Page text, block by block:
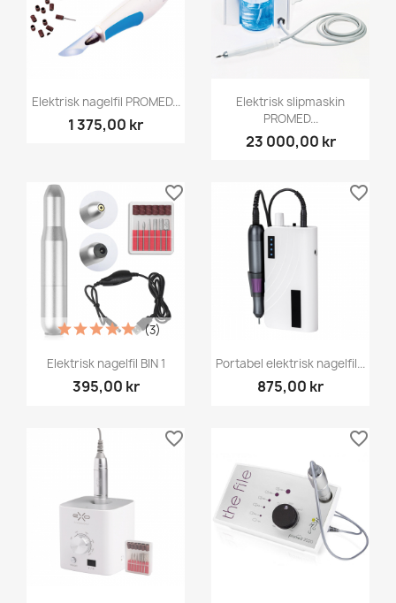
Elektrisk nagelfil PROMED...
1 375,00 kr
Elektrisk slipmaskin
PROMED...
23 000,00 kr
Elektrisk nagelfil BIN 1
395,00 kr
(3)
favorite_border
Portabel elektrisk nagelfil...
875,00 kr
favorite_border
favorite_border favorite_border